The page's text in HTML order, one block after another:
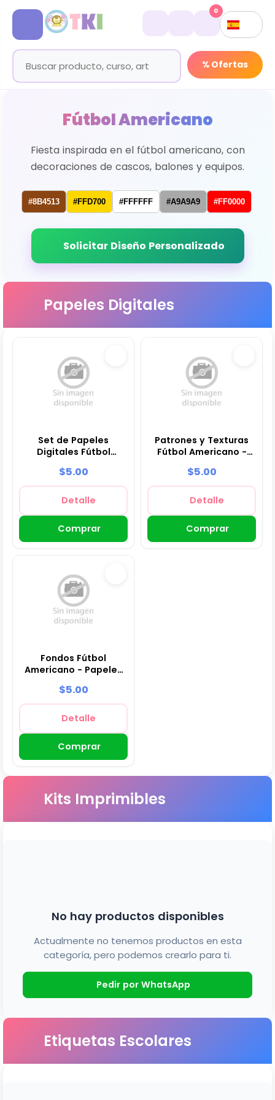
% Ofertas
0
Fútbol Americano
Fiesta inspirada en el fútbol americano, con
decoraciones de cascos, balones y equipos.
#8B4513 #FFD700 #FFFFFF #A9A9A9 #FF0000
Solicitar Diseño Personalizado
Papeles Digitales
Set de Papeles
Digitales Fútbol
para Fiestas y
Scrapbooking
$5.00
Detalle
Comprar
Patrones y Texturas
Fútbol Americano -
Fiestas
$5.00
Detalle
Comprar
Fondos Fútbol
Americano - Papeles
Decoración
$5.00
Detalle
Comprar
Kits Imprimibles
No hay productos disponibles
Actualmente no tenemos productos en esta
categoría, pero podemos crearlo para ti.
Pedir por WhatsApp
Etiquetas Escolares